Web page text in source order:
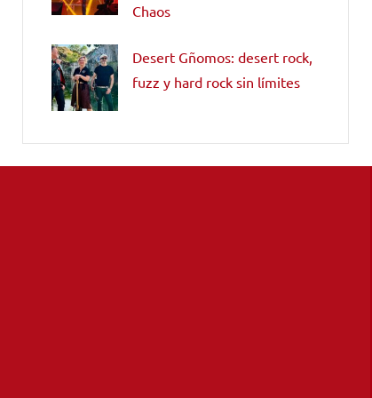
Chaos
Desert Gñomos: desert rock,
fuzz y hard rock sin límites